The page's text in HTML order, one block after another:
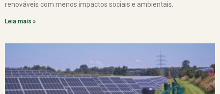
renováveis com menos impactos sociais e ambientais.
Leia mais »